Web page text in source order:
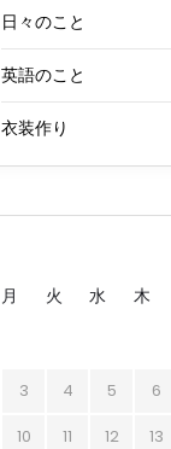
日々のこと
英語のこと
衣装作り
月
火 水 木
3
4 5 6
10
11 12 13